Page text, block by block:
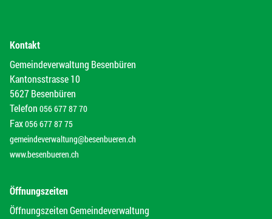
Kontakt
Gemeindeverwaltung Besenbüren
Kantonsstrasse 10
5627 Besenbüren
Telefon 056 677 87 70
Fax056 677 87 75
gemeindeverwaltung@besenbueren.ch
www.besenbueren.ch
Öffnungszeiten
Öffnungszeiten Gemeindeverwaltung